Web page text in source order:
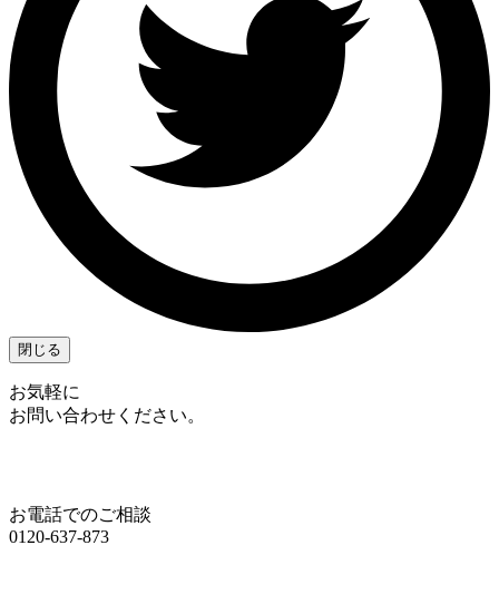
閉じる
お気軽に
お問い合わせください。
お電話でのご相談
0120-637-873